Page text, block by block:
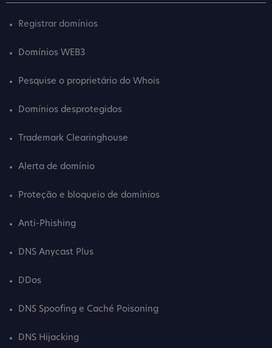
Registrar domínios
Domínios WEB3
Pesquise o proprietário do Whois
Domínios desprotegidos
Trademark Clearinghouse
Alerta de domínio
Proteção e bloqueio de domínios
Anti-Phishing
DNS Anycast Plus
DDos
DNS Spoofing e Caché Poisoning
DNS Hijacking